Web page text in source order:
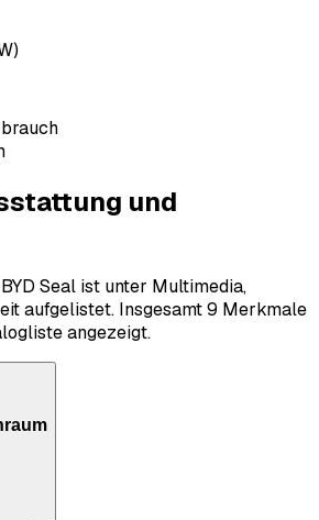
und
Seal ist unter Multimedia,
aufgelistet. Insgesamt 9 Merkmale
angezeigt.